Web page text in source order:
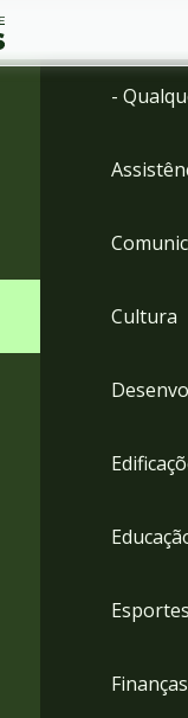
-
Cultura
Esportes
Finanças